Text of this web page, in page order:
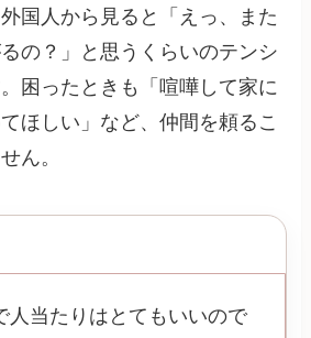
国人から見ると「えっ、また
の？」と思うくらいのテンシ
困ったときも「喧嘩して家に
ほしい」など、仲間を頼るこ
ん。
人当たりはとてもいいので